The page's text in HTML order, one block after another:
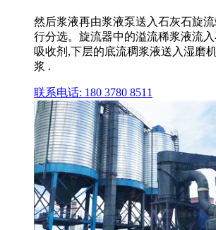
然后浆液再由浆液泵送入石灰石旋
行分选。旋流器中的溢流稀浆液流
吸收剂,下层的底流稠浆液送入湿磨
浆 .
联系电话: 180 3780 8511